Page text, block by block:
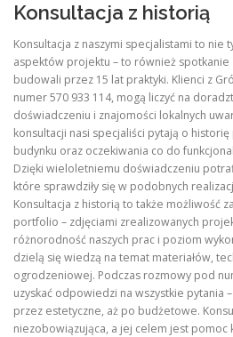
Konsultacja z historią
Konsultacja z naszymi specjalistami to nie
aspektów projektu – to również
budowali przez 15 lat praktyki. Klienci z
numer 570 933 114, mogą liczyć na
doświadczeniu i znajomości lokalnych
konsultacji nasi specjaliści pytają o
budynku oraz oczekiwania co do
Dzięki wieloletniemu doświadczeniu
które sprawdziły się w podobnych
Konsultacja z historią to także możliwość
portfolio – zdjęciami zrealizowanych
różnorodność naszych prac i poziom
dzielą się wiedzą na temat materiałów,
ogrodzeniowej. Podczas rozmowy pod
uzyskać odpowiedzi na wszystkie pytania
przez estetyczne, aż po budżetowe.
niezobowiązująca, a jej celem jest pomoc